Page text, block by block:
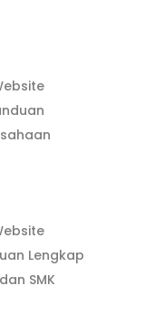
Lengkap
SMK